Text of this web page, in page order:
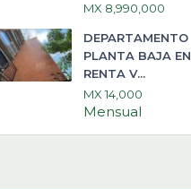
MX 8,990,000
DEPARTAMENTO
PLANTA BAJA EN
RENTA V...
MX 14,000
Mensual